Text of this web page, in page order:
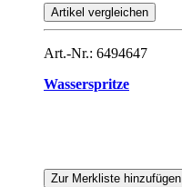
Artikel vergleichen
Art.-Nr.: 6494647
Wasserspritze
Zur Merkliste hinzufügen